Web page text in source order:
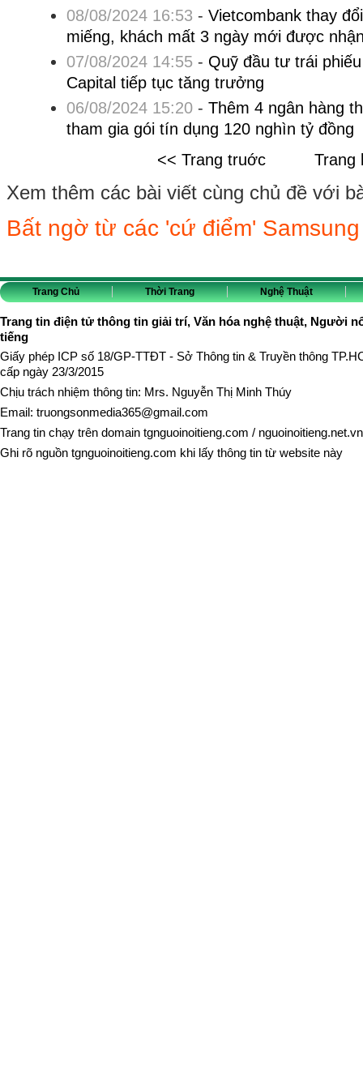
08/08/2024 16:53 - Vietcombank thay
miếng, khách mất 3 ngày mới được
07/08/2024 14:55- Quỹ đầu tư trái
Capital tiếp tục tăng trưởng
06/08/2024 15:20- Thêm 4 ngân hàng
tham gia gói tín dụng 120 nghìn tỷ đồng
<< Trang truớc
Trang
Xem thêm các bài viết cùng chủ đề với
Bất ngờ từ các 'cứ điểm'
Trang Chủ Thời Trang Nghệ Thuật
Trang tin điện tử thông tin giải trí, Văn hóa nghệ thuật, Người
tiếng
Giấy phép ICP số 18/GP-TTĐT - Sở Thông tin & Truyền thông
cấp ngày 23/3/2015
Chịu trách nhiệm thông tin: Mrs. Nguyễn Thị Minh Thúy
Email: truongsonmedia365@gmail.com
Trang tin chạy trên domain tgnguoinoitieng.com / nguoinoitieng.net.vn
Ghi rõ nguồn tgnguoinoitieng.com khi lấy thông tin từ website này